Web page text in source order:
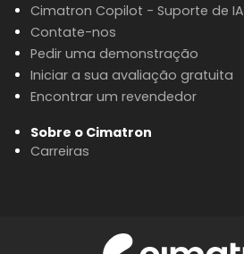
Cimatron Copilot - Suporte de IA
Contate-nos
Pedir uma demonstração
Iniciar a sua avaliação gratuita
Encontrar um revendedor
Sobre o Cimatron
Carreiras